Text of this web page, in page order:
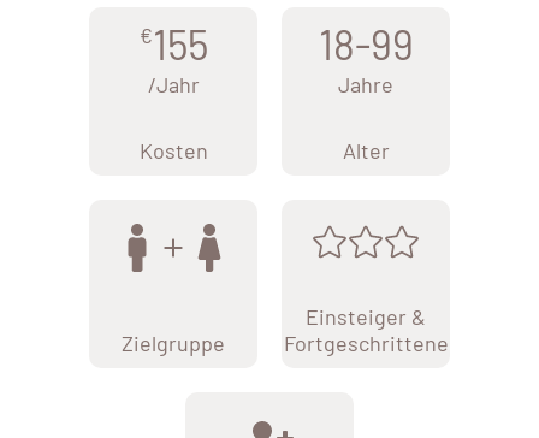
€155
/Jahr
Kosten
18-99
Jahre
Alter
Zielgruppe
Einsteiger &
Fortgeschrittene